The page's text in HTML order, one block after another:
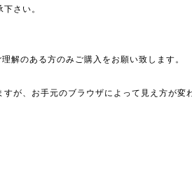
さい。
解のある方のみご購入をお願い致します。
が、お手元のブラウザによって見え方が変